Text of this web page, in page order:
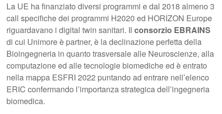
La UE ha finanziato diversi programmi e dal 2018 almeno 3
call specifiche dei programmi H2020 ed HORIZON Europe
riguardavano i digital twin sanitari. Ilconsorzio EBRAINS
di cui Unimore è partner, è la declinazione perfetta della
Bioingegneria in quanto trasversale alle Neuroscienze, alla
computazione ed alle tecnologie biomediche ed è entrato
nella mappa ESFRI 2022 puntando ad entrare nell’elenco
ERIC confermando l’importanza strategica dell’ingegneria
biomedica.